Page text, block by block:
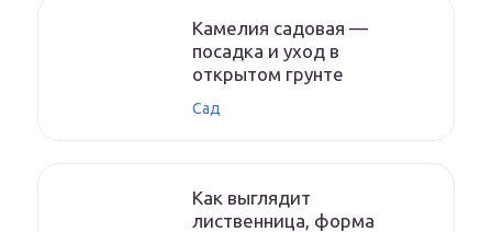
Камелия садовая —
посадка и уход в
открытом грунте
Сад
Как выглядит
лиственница, форма